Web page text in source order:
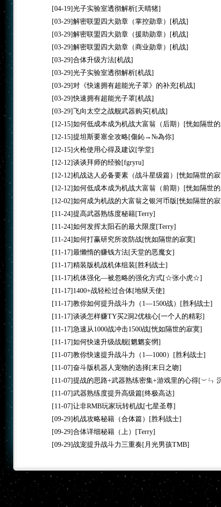
[04-19]光子实验室透彻解析[天晴猪]
[03-29]解密联盟四大勋章（掌控勋章）
[机战]
[03-29]解密联盟四大勋章（援助勋章）
[机战]
[03-29]解密联盟四大勋章（商业勋章）
[机战]
[03-29]合体升级方法[机战]
[03-29]光子实验室透彻解析[机战]
[03-29]对《快速拥有超能光子罩》的补充[机战]
[03-29]快速拥有超能光子罩[机战]
[03-29] 飞向太空之战舰武器购买[机战]
[12-15]如何低成本成为机战大富翁（后期）
[恍如隔世
[12-15]提坦斯要塞全攻略[傷鈊→№為你]
[12-15] 火枪使用心得及建议 [学堂]
[12-12]谈谈拜师的经验[fgryru]
[12-12]机战达人必备要素（战斗星级篇）
[恍如隔世的
[12-12]如何低成本成为机战大富翁（前期）
[恍如隔世
[12-02]如何成为机战的大富翁之银河币版 [恍如隔世的
[11-24]提高武器熟练度秘籍[Terry]
[11-24]如何发挥太阳石的最大限度[Terry]
[11-24]如何打赢研究所攻防战[恍如隔世的寂寞]
[11-17]最懒惰的赚钱方法[天堂的恶魔女]
[11-17]精装版机战机体组装 [胜利战士]
[11-17]机体强化—被忽略的强化方式[☆张小虎☆]
[11-17] 1400+战轻松过合体[地狱天使]
[11-17]教你如何提升战斗力（1—1500战）
[胜利战士]
[11-17]谈谈怎样赚TY买2洞2优核心[一个人的精彩]
[11-17]急速从1000战冲击1500战[恍如隔世的寂寞]
[11-17]如何快速升级战舰[魍魍妄惘]
[11-07]教你快速提升战斗力（1—1000）
[胜利战士]
[11-07]奋斗版机器人宠物的选择[末日之吻]
[11-07]提战的思路+武器熟练密集+游戏里的心得[︶ㄣ
[11-07]武器熟练度提升高级篇[终极高达]
[11-07]让非RMB玩家玩转机战[七星圣尊]
[09-29]机战攻略秘籍（合体篇）
[胜利战士]
[09-29]合体详细秘籍（上）
[Terry]
[09-29]战宠提升战斗力三重奏 [月光男孩TMB]